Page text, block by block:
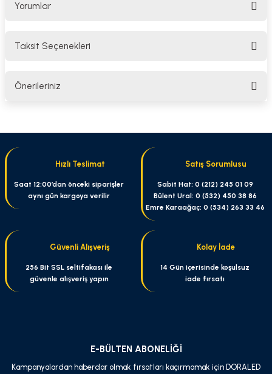
Yorumlar
Taksit Seçenekleri
Önerileriniz
Görüş ve önerileriniz için teşekkür ederiz.
Ürün resmi kalitesiz, bozuk veya görüntülenemiyor.
Ürün açıklamasında eksik bilgiler bulunuyor.
Ürün fiyatı diğer sitelerden daha pahalı.
Bu ürüne benzer farklı alternatifler olmalı.
Hızlı Teslimat
Saat 12:00’dan önceki siparişler
aynı gün kargoya verilir
Satış Sorumlusu
Sabit Hat: 0 (212) 245 01 09
Bülent Ural: 0 (532) 450 38 86
Emre Karaağaç: 0 (534) 263 33 46
Güvenli Alışveriş
256 Bit SSL seltifakası ile
güvenle alışveriş yapın
Kolay İade
14 Gün içerisinde koşulsuz
iade fırsatı
E-BÜLTEN ABONELİĞİ
Kampanyalardan haberdar olmak fırsatları kaçırmamak için DORALED